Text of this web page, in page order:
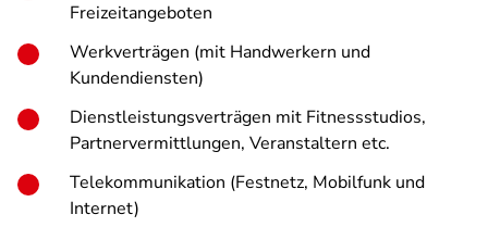
Freizeitangeboten
Werkverträgen (mit Handwerkern und
Kundendiensten)
Dienstleistungsverträgen mit Fitnessstudios,
Partnervermittlungen, Veranstaltern etc.
Telekommunikation (Festnetz, Mobilfunk und
Internet)